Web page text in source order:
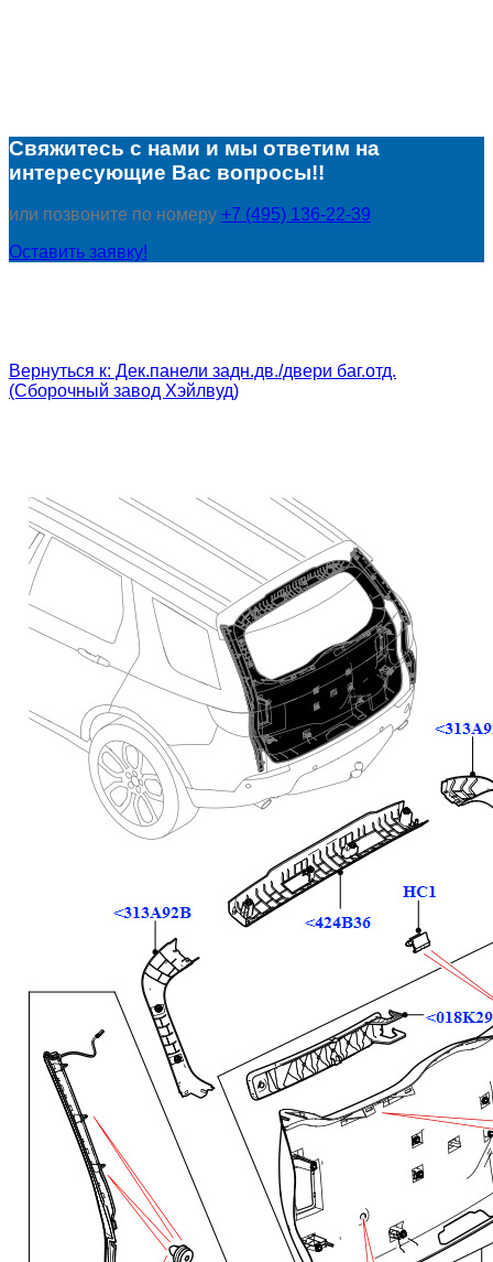
Свяжитесь с нами и мы ответим на
интересующие Вас вопросы!!
или позвоните по номеру +7 (495) 136-22-39
Оставить заявку!
Вернуться к: Дек.панели задн.дв./двери баг.отд.
(Сборочный завод Хэйлвуд)